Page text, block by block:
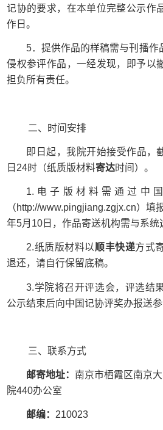
记协的要求，在本单位完整公示作
作日。
5．提供作品的样稿需与刊播作
侵权参评作品，一经发现，即予以
担负所有责任。
二、时间安排
即日起，我院开始接受作品，
日 24时（纸质版材料寄达时间）。
1. 电子版材料需通过中
（http://www.pingjiang.zgjx.cn）填
年5月 10 日，作品寄送机构需与系统
2.纸质版材料以 顺丰快递方式
退还，请自行保留底稿。
3.学院将召开评选会，评选结
公示结束后向中国记协评奖办报送参
三、联系方式
邮寄地址： 南京市栖霞区南京
院440办公室
邮编： 210023